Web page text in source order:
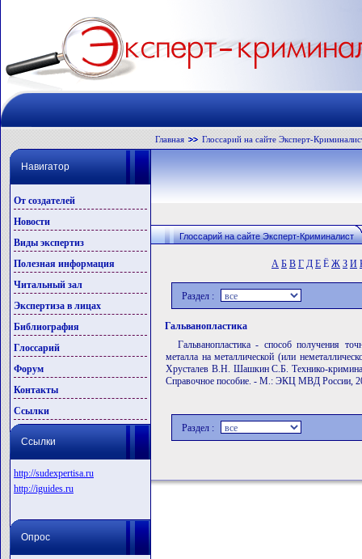
Главная Глоссарий на сайте Эксперт-
Навигатор
От создателей
Новости
Виды экспертиз
Полезная информация
Читальный зал
Экспертиза в лицах
Библиография
Глоссарий
Форум
Контакты
Ссылки
Ссылки
http://sudexpertisa.ru
http://iguides.ru
Опрос
Глоссарий на сайте Эксперт-Криминалист
А Б В Г Д Е Ё Ж З И
Раздел :
Гальванопластика
Гальванопластика - способ получения
металла на металлической (или
Хрусталев В.Н. Шашкин С.Б. Технико-
Справочное пособие. - М.: ЭКЦ МВД России,
Раздел :